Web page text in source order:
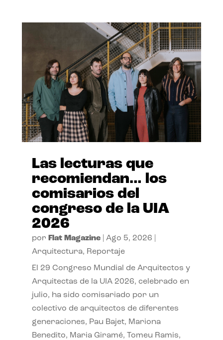
Las lecturas que
recomiendan… los
comisarios del
congreso de la UIA
2026
por Flat Magazine| Ago 5, 2026
Arquitectura, Reportaje
El 29 Congreso Mundial de Arquitectos y
Arquitectas de la UIA 2026, celebrado en
julio, ha sido comisariado por un
colectivo de arquitectos de diferentes
generaciones, Pau Bajet, Mariona
Benedito, Maria Giramé, Tomeu Ramis,